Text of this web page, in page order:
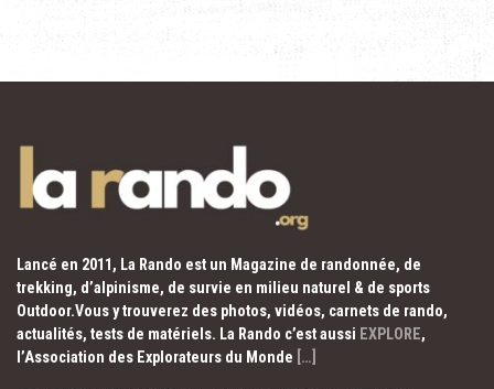
Lancé en 2011, La Rando est un Magazine de randonnée, de
trekking, d’alpinisme, de survie en milieu naturel & de sports
Outdoor.Vous y trouverez des photos, vidéos, carnets de rando,
actualités, tests de matériels. La Rando c’est aussi EXPLORE,
l’Association des Explorateurs du Monde […]